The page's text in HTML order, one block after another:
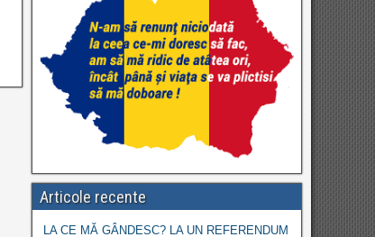
Articole recente
LA CE MĂ GÂNDESC? LA UN REFERENDUM